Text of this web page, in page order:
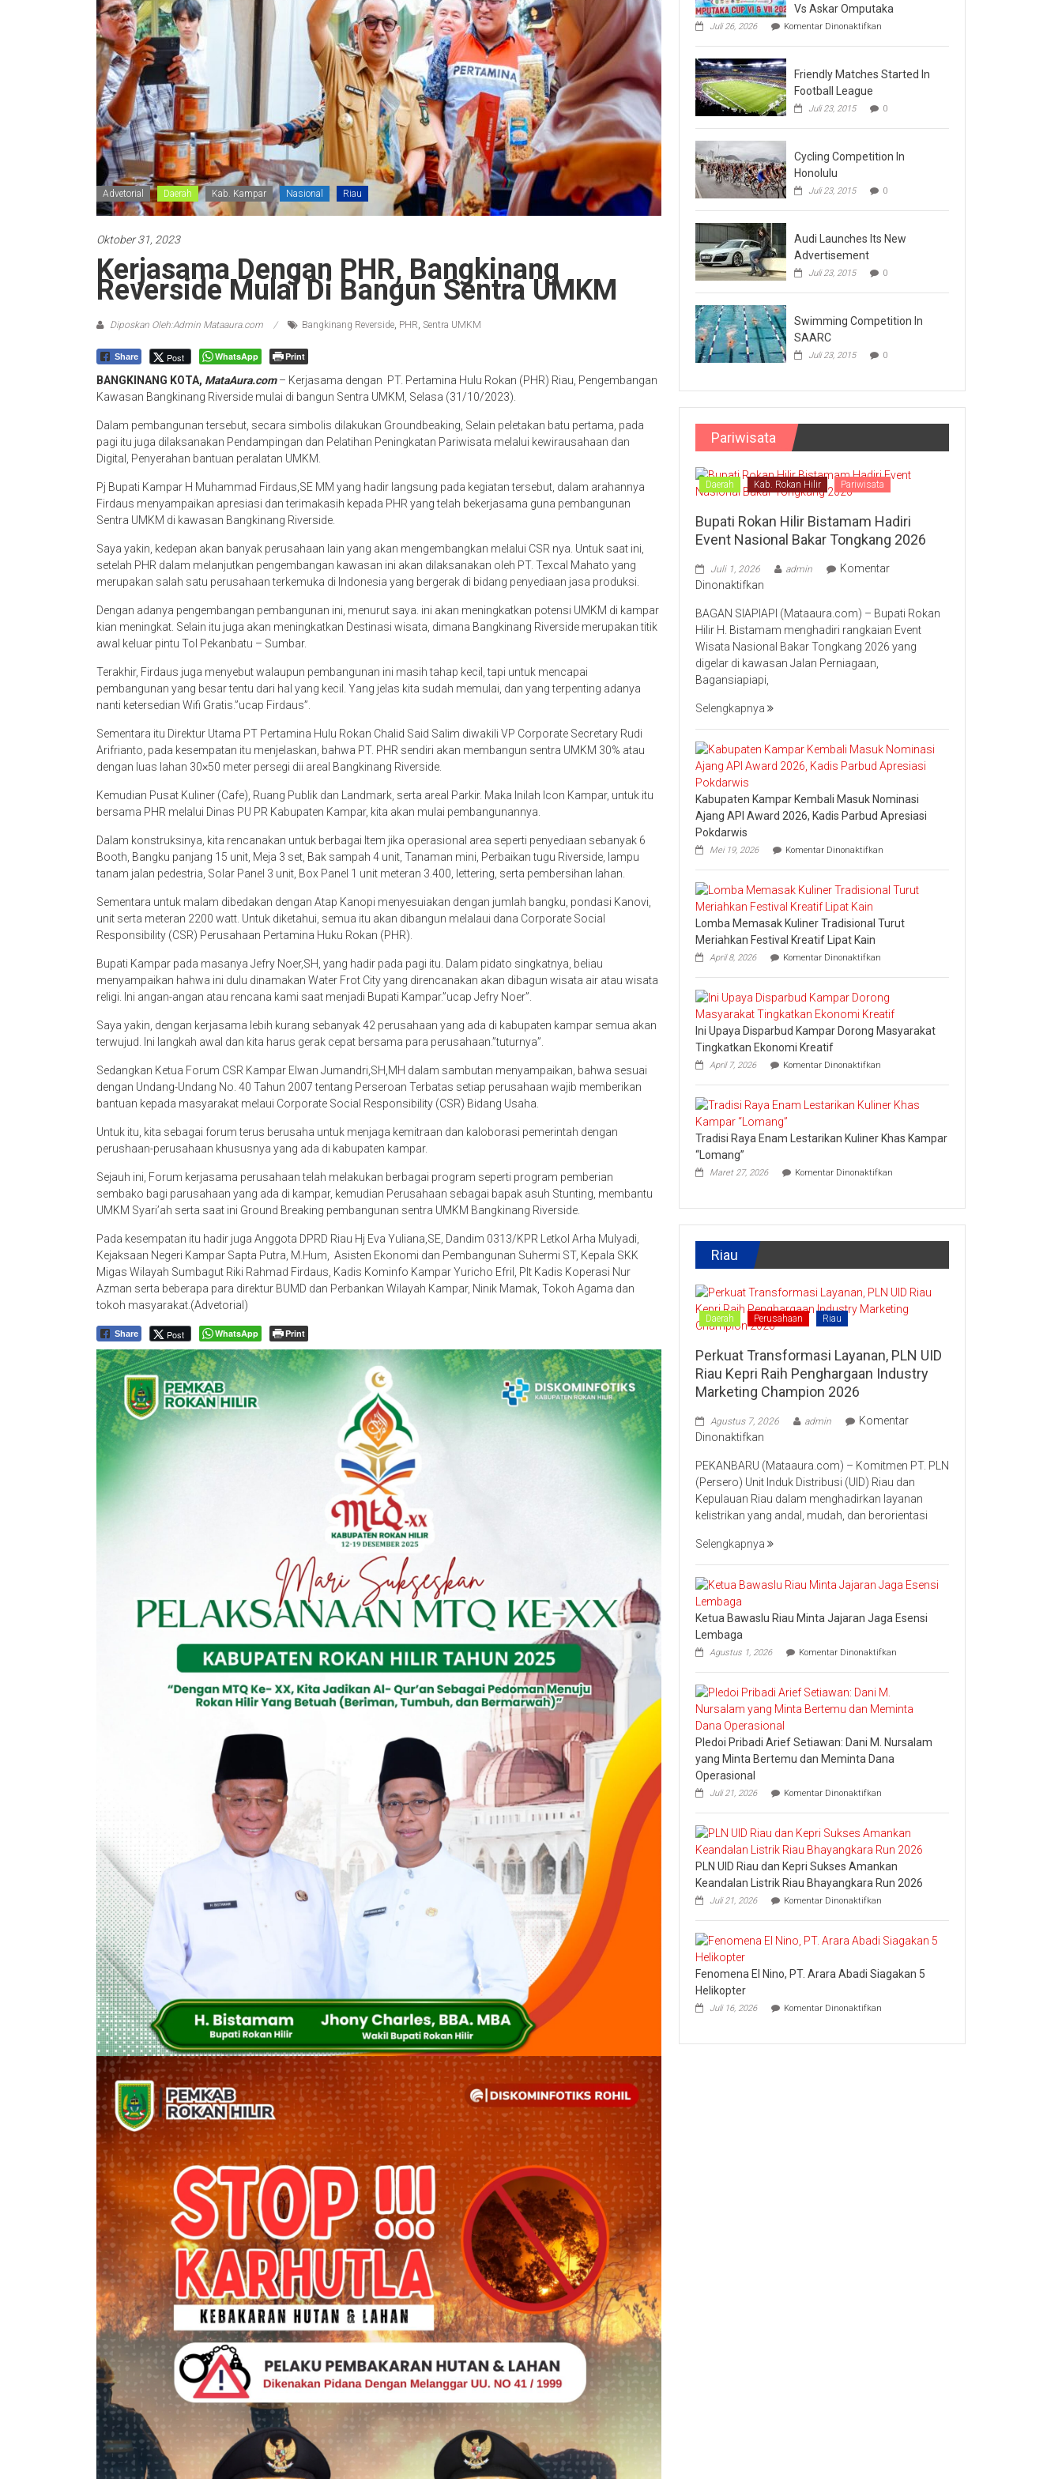
Advetorial Daerah Kab. Kampar Nasional Riau
Oktober 31, 2023
Kerjasama Dengan PHR, Bangkinang
Reverside Mulai Di Bangun Sentra UMKM
Diposkan Oleh:Admin Mataaura.com Bangkinang Reverside, PHR, Sentra UMKM
Share Post WhatsApp Print
BANGKINANG KOTA, MataAura.com– Kerjasama dengan PT. Pertamina Hulu Rokan (PHR) Riau, Pengembangan
Kawasan Bangkinang Riverside mulai di bangun Sentra UMKM, Selasa (31/10/2023).
Dalam pembangunan tersebut, secara simbolis dilakukan Groundbeaking, Selain peletakan batu pertama, pada
pagi itu juga dilaksanakan Pendampingan dan Pelatihan Peningkatan Pariwisata melalui kewirausahaan dan
Digital, Penyerahan bantuan peralatan UMKM.
Pj Bupati Kampar H Muhammad Firdaus,SE MM yang hadir langsung pada kegiatan tersebut, dalam arahannya
Firdaus menyampaikan apresiasi dan terimakasih kepada PHR yang telah bekerjasama guna pembangunan
Sentra UMKM di kawasan Bangkinang Riverside.
Saya yakin, kedepan akan banyak perusahaan lain yang akan mengembangkan melalui CSR nya. Untuk saat ini,
setelah PHR dalam melanjutkan pengembangan kawasan ini akan dilaksanakan oleh PT. Texcal Mahato yang
merupakan salah satu perusahaan terkemuka di Indonesia yang bergerak di bidang penyediaan jasa produksi.
Dengan adanya pengembangan pembangunan ini, menurut saya. ini akan meningkatkan potensi UMKM di kampar
kian meningkat. Selain itu juga akan meningkatkan Destinasi wisata, dimana Bangkinang Riverside merupakan titik
awal keluar pintu Tol Pekanbatu – Sumbar.
Terakhir, Firdaus juga menyebut walaupun pembangunan ini masih tahap kecil, tapi untuk mencapai
pembangunan yang besar tentu dari hal yang kecil. Yang jelas kita sudah memulai, dan yang terpenting adanya
nanti ketersedian Wifi Gratis.”ucap Firdaus”.
Sementara itu Direktur Utama PT Pertamina Hulu Rokan Chalid Said Salim diwakili VP Corporate Secretary Rudi
Arifrianto, pada kesempatan itu menjelaskan, bahwa PT. PHR sendiri akan membangun sentra UMKM 30% atau
dengan luas lahan 30×50 meter persegi dii areal Bangkinang Riverside.
Kemudian Pusat Kuliner (Cafe), Ruang Publik dan Landmark, serta areal Parkir. Maka Inilah Icon Kampar, untuk itu
bersama PHR melalui Dinas PU PR Kabupaten Kampar, kita akan mulai pembangunannya.
Dalam konstruksinya, kita rencanakan untuk berbagai Item jika operasional area seperti penyediaan sebanyak 6
Booth, Bangku panjang 15 unit, Meja 3 set, Bak sampah 4 unit, Tanaman mini, Perbaikan tugu Riverside, lampu
tanam jalan pedestria, Solar Panel 3 unit, Box Panel 1 unit meteran 3.400, lettering, serta pembersihan lahan.
Sementara untuk malam dibedakan dengan Atap Kanopi menyesuiakan dengan jumlah bangku, pondasi Kanovi,
unit serta meteran 2200 watt. Untuk diketahui, semua itu akan dibangun melalaui dana Corporate Social
Responsibility (CSR) Perusahaan Pertamina Huku Rokan (PHR).
Bupati Kampar pada masanya Jefry Noer,SH, yang hadir pada pagi itu. Dalam pidato singkatnya, beliau
menyampaikan hahwa ini dulu dinamakan Water Frot City yang direncanakan akan dibagun wisata air atau wisata
religi. Ini angan-angan atau rencana kami saat menjadi Bupati Kampar.”ucap Jefry Noer”.
Saya yakin, dengan kerjasama lebih kurang sebanyak 42 perusahaan yang ada di kabupaten kampar semua akan
terwujud. Ini langkah awal dan kita harus gerak cepat bersama para perusahaan.”tuturnya”.
Sedangkan Ketua Forum CSR Kampar Elwan Jumandri,SH,MH dalam sambutan menyampaikan, bahwa sesuai
dengan Undang-Undang No. 40 Tahun 2007 tentang Perseroan Terbatas setiap perusahaan wajib memberikan
bantuan kepada masyarakat melaui Corporate Social Responsibility (CSR) Bidang Usaha.
Untuk itu, kita sebagai forum terus berusaha untuk menjaga kemitraan dan kaloborasi pemerintah dengan
perushaan-perusahaan khususnya yang ada di kabupaten kampar.
Sejauh ini, Forum kerjasama perusahaan telah melakukan berbagai program seperti program pemberian
sembako bagi parusahaan yang ada di kampar, kemudian Perusahaan sebagai bapak asuh Stunting, membantu
UMKM Syari’ah serta saat ini Ground Breaking pembangunan sentra UMKM Bangkinang Riverside.
Pada kesempatan itu hadir juga Anggota DPRD Riau Hj Eva Yuliana,SE, Dandim 0313/KPR Letkol Arha Mulyadi,
Kejaksaan Negeri Kampar Sapta Putra, M.Hum, Asisten Ekonomi dan Pembangunan Suhermi ST, Kepala SKK
Migas Wilayah Sumbagut Riki Rahmad Firdaus, Kadis Kominfo Kampar Yuricho Efril, Plt Kadis Koperasi Nur
Azman serta beberapa para direktur BUMD dan Perbankan Wilayah Kampar, Ninik Mamak, Tokoh Agama dan
tokoh masyarakat.(Advetorial)
Share Post WhatsApp Print
Vs Askar Omputaka
Juli 26, 2026 Komentar Dinonaktifkan
Omputaka
VI
Omputaka
Friendly Matches Started In
Football League
Juli 23, 2015 0
Cycling Competition In
Honolulu
Juli 23, 2015 0
Audi Launches Its New
Advertisement
Juli 23, 2015 0
Swimming Competition In
SAARC
Juli 23, 2015 0
Pariwisata
Daerah Kab. Rokan Hilir Pariwisata
Bupati Rokan Hilir Bistamam Hadiri
Event Nasional Bakar Tongkang 2026
Juli 1, 2026 admin
Komentar
Dinonaktifkan
Rokan
Hilir
Bistamam
Hadiri
Event
Tongkang
2026
BAGAN SIAPIAPI (Mataaura.com) – Bupati Rokan
Hilir H. Bistamam menghadiri rangkaian Event
Wisata Nasional Bakar Tongkang 2026 yang
digelar di kawasan Jalan Perniagaan,
Bagansiapiapi,
Selengkapnya
Kabupaten Kampar Kembali Masuk Nominasi
Ajang API Award 2026, Kadis Parbud Apresiasi
Pokdarwis
Mei 19, 2026 Komentar Dinonaktifkan
Kampar
Kembali
Masuk
Ajang
Apresiasi
Pokdarwis
Lomba Memasak Kuliner Tradisional Turut
Meriahkan Festival Kreatif Lipat Kain
April 8, 2026 Komentar Dinonaktifkan
Memasak
Tradisional
Turut
Meriahkan
Ini Upaya Disparbud Kampar Dorong Masyarakat
Tingkatkan Ekonomi Kreatif
April 7, 2026 Komentar Dinonaktifkan
Upaya
Disparbud
Kampar
Masyarakat
Kreatif
Tradisi Raya Enam Lestarikan Kuliner Khas Kampar
“Lomang”
Maret 27, 2026 Komentar Dinonaktifkan
Enam
Khas
“Lomang”
Riau
Daerah Perusahaan Riau
Perkuat Transformasi Layanan, PLN UID
Riau Kepri Raih Penghargaan Industry
Marketing Champion 2026
Agustus 7, 2026 admin
Komentar
Dinonaktifkan
Transformasi
Layanan,
PLN
UID
Raih
Penghargaan
Marketing
2026
PEKANBARU (Mataaura.com) – Komitmen PT. PLN
(Persero) Unit Induk Distribusi (UID) Riau dan
Kepulauan Riau dalam menghadirkan layanan
kelistrikan yang andal, mudah, dan berorientasi
Selengkapnya
Ketua Bawaslu Riau Minta Jajaran Jaga Esensi
Lembaga
Agustus 1, 2026 Komentar Dinonaktifkan
Bawaslu
Jajaran
Esensi
Lembaga
Pledoi Pribadi Arief Setiawan: Dani M. Nursalam
yang Minta Bertemu dan Meminta Dana
Operasional
Juli 21, 2026 Komentar Dinonaktifkan
Pribadi
Arief
Setiawan:
Dani
M.
Nursalam
yang
Meminta
PLN UID Riau dan Kepri Sukses Amankan
Keandalan Listrik Riau Bhayangkara Run 2026
Juli 21, 2026 Komentar Dinonaktifkan
UID
Riau
dan
Sukses
Fenomena El Nino, PT. Arara Abadi Siagakan 5
Helikopter
Juli 16, 2026 Komentar Dinonaktifkan
Nino,